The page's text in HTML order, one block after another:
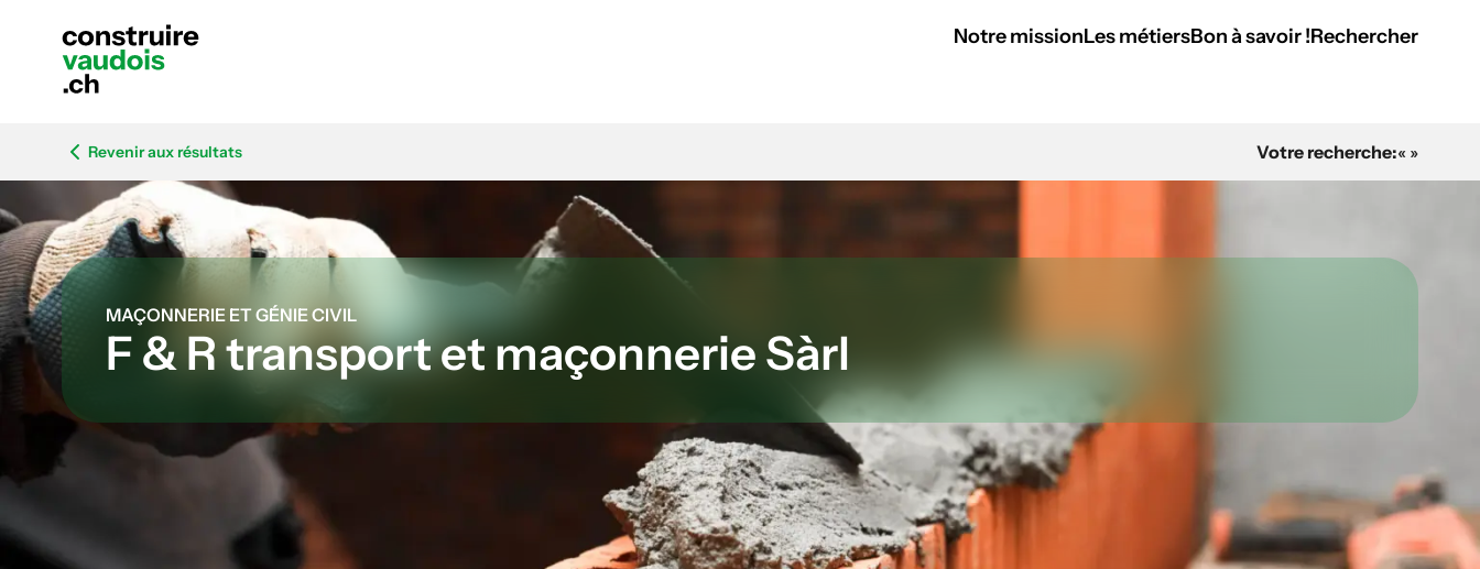
Notre missionLes métiersBon à savoir !Rechercher
Revenir aux résultats Votre recherche:« »
MAÇONNERIE ET GÉNIE CIVIL
F & R transport et maçonnerie Sàrl